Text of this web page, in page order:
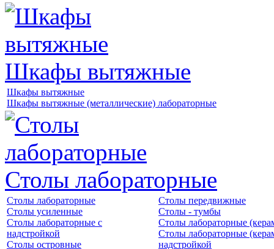
Шкафы вытяжные
Шкафы вытяжные
Шкафы вытяжные (металлические) лабораторные
Столы лабораторные
Столы лабораторные
Столы усиленные
Столы лабораторные с
надстройкой
Столы островные
Столы передвижные
Столы - тумбы
Столы лабораторные
Столы лабораторные
надстройкой